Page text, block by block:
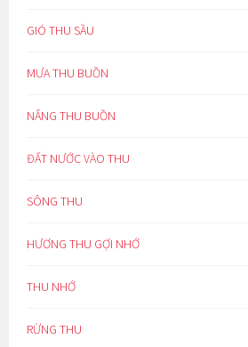
GIÓ THU SẦU
MƯA THU BUỒN
NẮNG THU BUỒN
ĐẤT NƯỚC VÀO THU
SÔNG THU
HƯƠNG THU GỢI NHỚ
THU NHỚ
RỪNG THU